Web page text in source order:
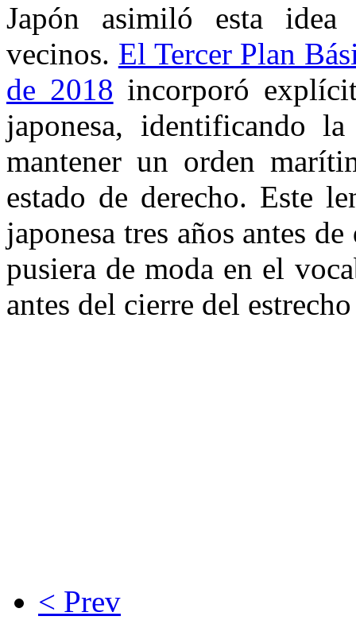
Japón asimiló esta
vecinos. El Tercer Plan
de 2018 incorporó
japonesa, identificando
mantener un orden
estado de derecho. Este
japonesa tres años antes
pusiera de moda en el
antes del cierre del
< Prev